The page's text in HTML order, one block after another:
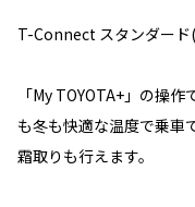
T-Connect スタンダード
「My TOYOTA+」の操
も冬も快適な温度で乗車
霜取りも行えます。